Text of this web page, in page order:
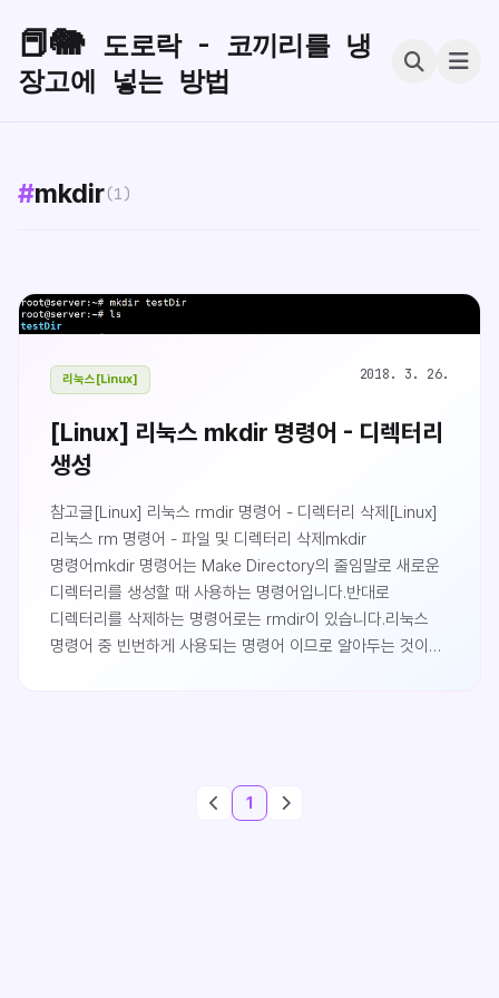
📕🐘 도로락 - 코끼리를 냉
장고에 넣는 방법
#mkdir(1)
리눅스[Linux] 2018. 3. 26.
[Linux] 리눅스 mkdir 명령어 - 디렉터리
생성
참고글[Linux] 리눅스 rmdir 명령어 - 디렉터리 삭제[Linux]
리눅스 rm 명령어 - 파일 및 디렉터리 삭제mkdir
명령어mkdir 명령어는 Make Directory의 줄임말로 새로운
디렉터리를 생성할 때 사용하는 명령어입니다.반대로
디렉터리를 삭제하는 명령어로는 rmdir이 있습니다.리눅스
명령어 중 빈번하게 사용되는 명령어 이므로 알아두는 것이
생성됩니다.mkdir -p 옵션 사용mkdir 명령어에 지정된
1